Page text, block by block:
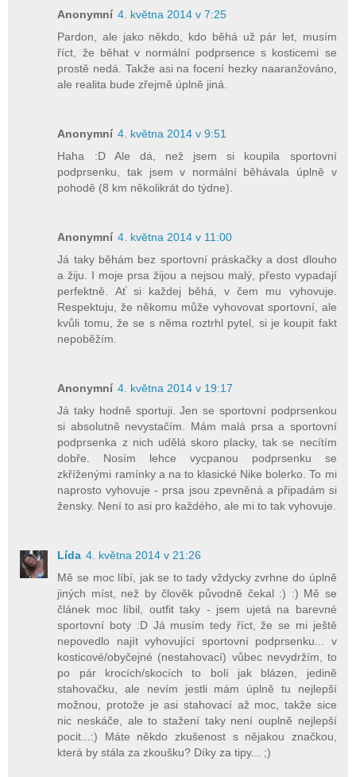
Anonymní 4. května 2014 v 7:25
Pardon, ale jako někdo, kdo běhá už pár let, musím
říct, že běhat v normální podprsence s kosticemi se
prostě nedá. Takže asi na focení hezky naaranžováno,
ale realita bude zřejmě úplně jiná.
Anonymní 4. května 2014 v 9:51
Haha :D Ale dá, než jsem si koupila sportovní
podprsenku, tak jsem v normální běhávala úplně v
pohodě (8 km několikrát do týdne).
Anonymní 4. května 2014 v 11:00
Já taky běhám bez sportovní práskačky a dost dlouho
a žiju. I moje prsa žijou a nejsou malý, přesto vypadají
perfektně. Ať si každej běhá, v čem mu vyhovuje.
Respektuju, že někomu může vyhovovat sportovní, ale
kvůli tomu, že se s něma roztrhl pytel, si je koupit fakt
nepoběžím.
Anonymní 4. května 2014 v 19:17
Já taky hodně sportuji. Jen se sportovní podprsenkou
si absolutně nevystačím. Mám malá prsa a sportovní
podprsenka z nich udělá skoro placky, tak se necítím
dobře. Nosím lehce vycpanou podprsenku se
zkříženými ramínky a na to klasické Nike bolerko. To mi
naprosto vyhovuje - prsa jsou zpevněná a připadám si
žensky. Není to asi pro každého, ale mi to tak vyhovuje.
Lída 4. května 2014 v 21:26
Mě se moc líbí, jak se to tady vždycky zvrhne do úplně
jiných míst, než by člověk původně čekal :) :) Mě se
článek moc líbil, outfit taky - jsem ujetá na barevné
sportovní boty :D Já musím tedy říct, že se mi ještě
nepovedlo najít vyhovující sportovní podprsenku... v
kosticové/obyčejné (nestahovací) vůbec nevydržím, to
po pár krocích/skocích to bolí jak blázen, jedině
stahovačku, ale nevím jestli mám úplně tu nejlepší
možnou, protože je asi stahovací až moc, takže sice
nic neskáče, ale to stažení taky není ouplně nejlepší
pocit...:) Máte někdo zkušenost s nějakou značkou,
která by stála za zkoušku? Díky za tipy... ;)